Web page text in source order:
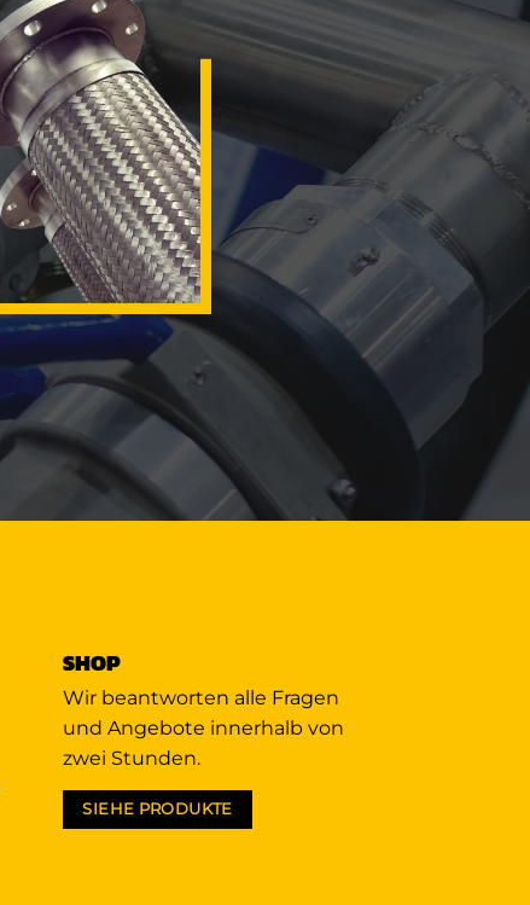
SHOP
Wir beantworten alle Fragen
und Angebote innerhalb von
zwei Stunden.
SIEHE PRODUKTE